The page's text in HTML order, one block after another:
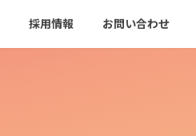
採用情報 お問い合わせ